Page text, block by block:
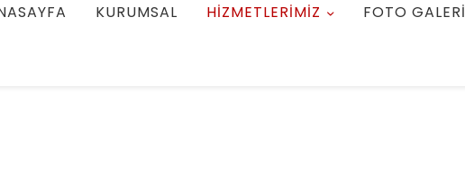
KURUMSAL HİZMETLERİMİZ FOTO GALERİ